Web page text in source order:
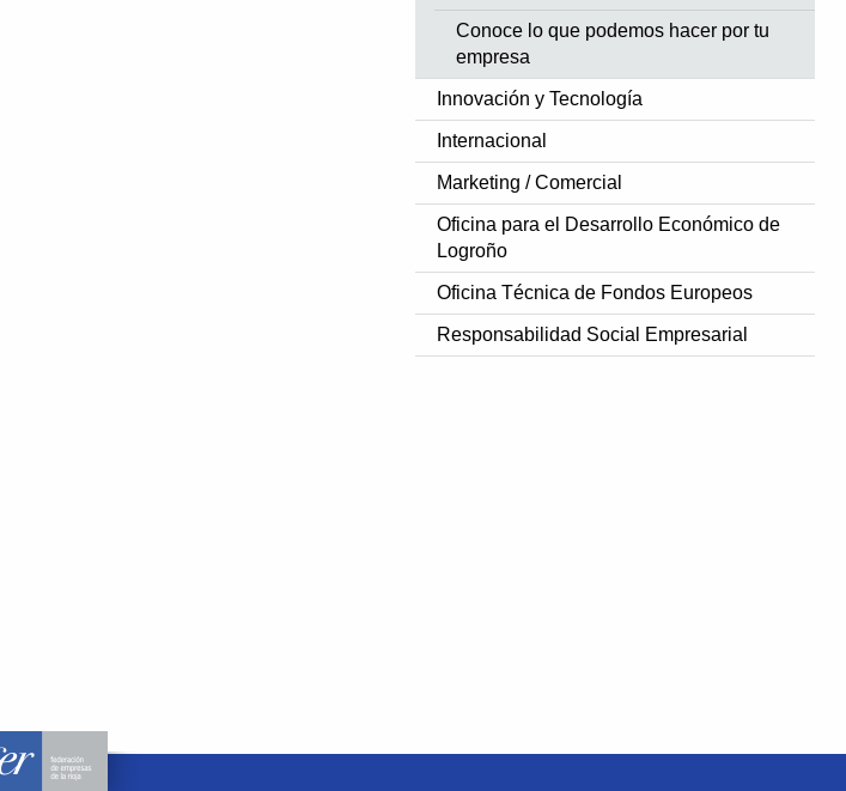
Conoce lo que podemos hacer por tu
empresa
Innovación y Tecnología
Internacional
Marketing / Comercial
Oficina para el Desarrollo Económico de
Logroño
Oficina Técnica de Fondos Europeos
Responsabilidad Social Empresarial